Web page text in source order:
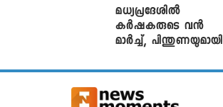
മധ്യപ്രദേശിൽ
കർഷകരുടെ വൻ
മാർച്ച്, പിന്തുണയുമായി